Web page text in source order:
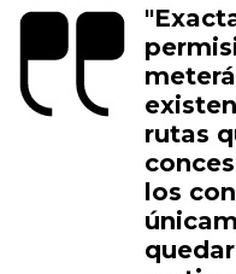
rutas
los